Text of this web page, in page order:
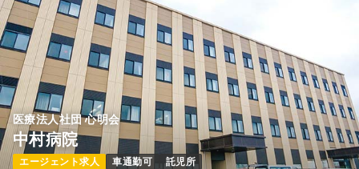
医療法人社団 心明会
中村病院
エージェント求人 車通勤可 託児所